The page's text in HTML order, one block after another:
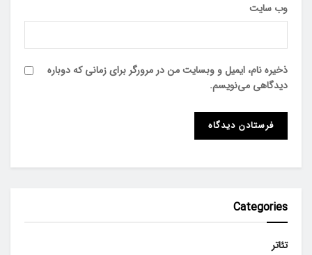
وب‌ سایت
ذخیره نام، ایمیل و وبسایت من در مرورگر برای زمانی که دوباره
دیدگاهی می‌نویسم.
Categories
تئاتر